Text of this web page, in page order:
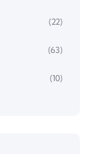
(22)
(63)
(10)